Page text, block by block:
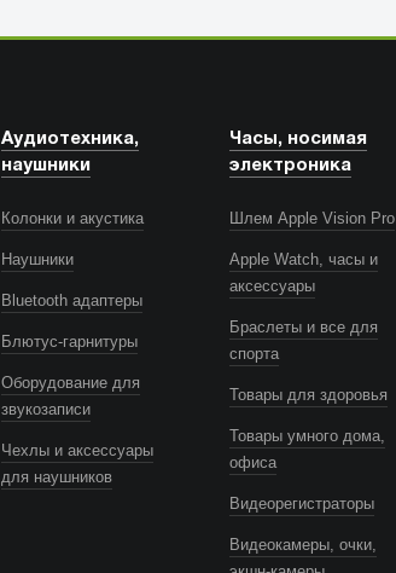
Аудиотехника,
наушники
Колонки и акустика
Наушники
Bluetooth адаптеры
Блютус-гарнитуры
Оборудование для
звукозаписи
Чехлы и аксессуары
для наушников
Часы, носимая
электроника
Шлем Apple Vision Pro
Apple Watch, часы и
аксессуары
Браслеты и все для
спорта
Товары для здоровья
Товары умного дома,
офиса
Видеорегистраторы
Видеокамеры, очки,